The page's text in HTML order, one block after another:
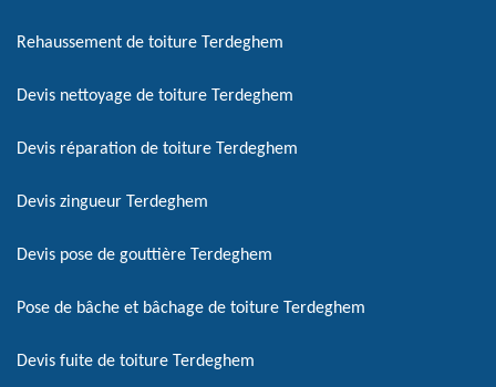
Rehaussement de toiture Terdeghem
Devis nettoyage de toiture Terdeghem
Devis réparation de toiture Terdeghem
Devis zingueur Terdeghem
Devis pose de gouttière Terdeghem
Pose de bâche et bâchage de toiture Terdeghem
Devis fuite de toiture Terdeghem